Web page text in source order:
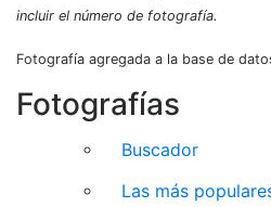
incluir el número de fotografía.
Fotografía agregada a la base de
Fotografías
Buscador
Las más